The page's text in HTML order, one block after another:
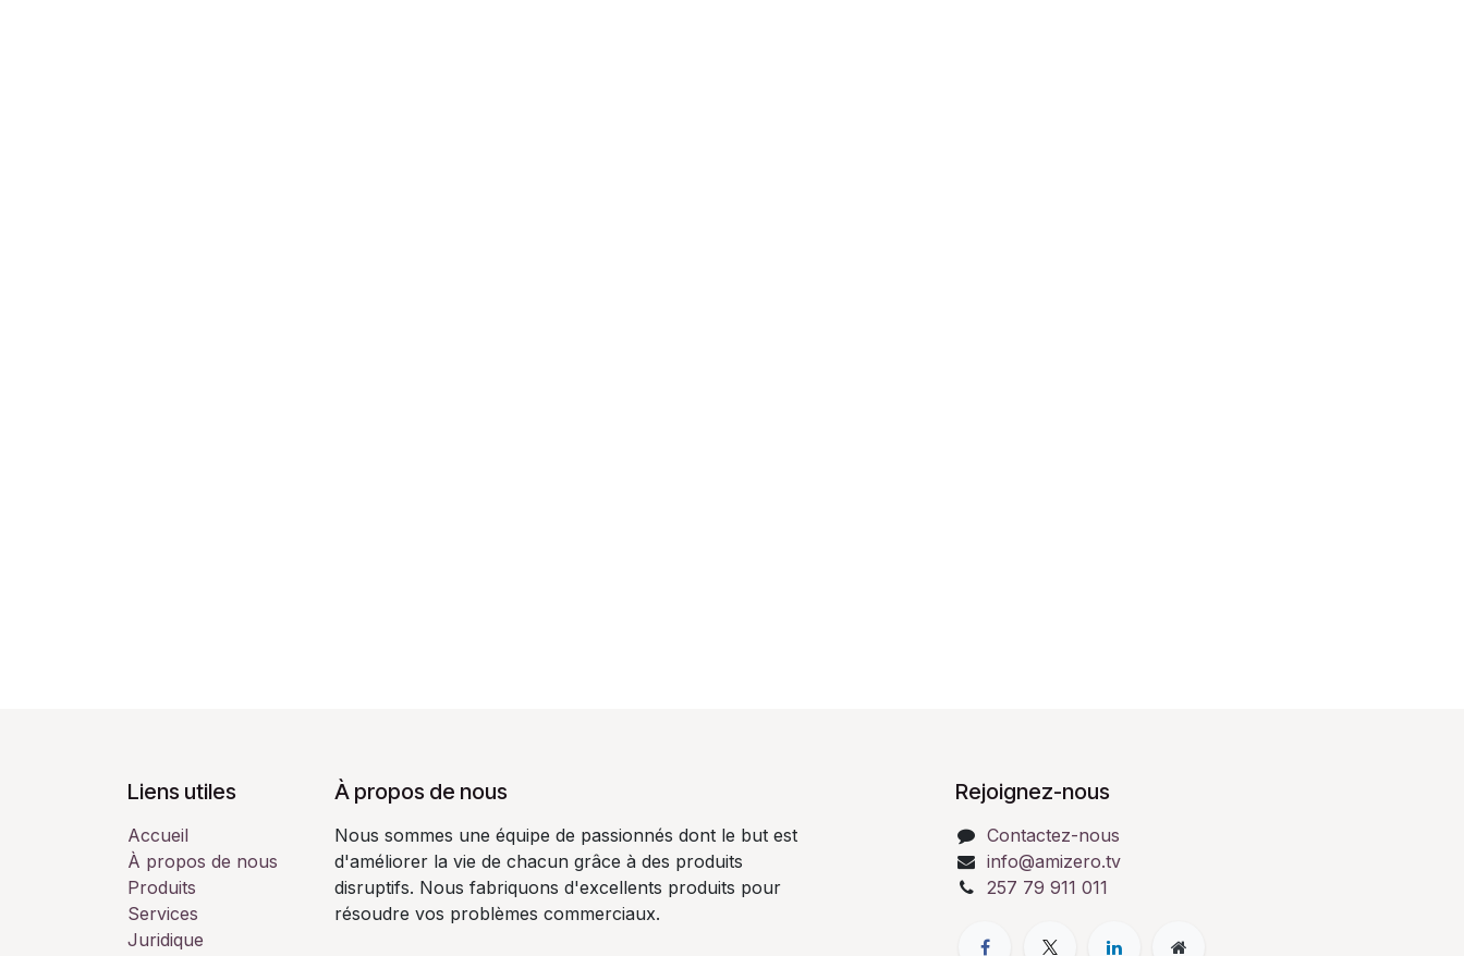
Liens utiles
Accueil
À propos de nous
Produits
Services
Juridique
À propos de nous
Nous sommes une équipe de passionnés dont le but est
d'améliorer la vie de chacun grâce à des produits
disruptifs. Nous fabriquons d'excellents produits pour
résoudre vos problèmes commerciaux.
Rejoignez-nous
Contactez-nous
info@amizero.tv
257 79 911 011